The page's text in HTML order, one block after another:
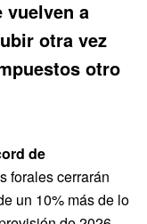
vuelven a
otra vez
otro
de
forales cerrarán
un 10% más de lo